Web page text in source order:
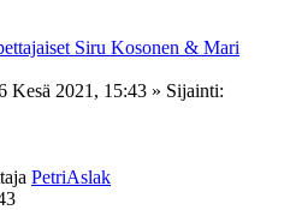
Siru Kosonen & Mari
Kesä 2021, 15:43 » Sijainti:
PetriAslak